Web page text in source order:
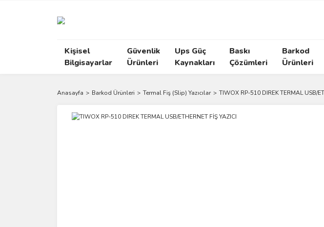
Kişisel
Bilgisayarlar
Güvenlik
Ürünleri
Ups Güç
Kaynakları
Baskı
Çözümleri
Barkod
Ürünleri
Anasayfa Barkod Ürünleri Termal Fiş (Slip) Yazıcılar TIWOX RP-510 DIREK TERMAL USB/